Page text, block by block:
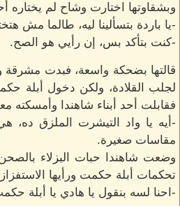
وبشقاوتها اختارت وشاح لم
-يا باردة بتسألينا ليه، طالما مش
-كنت بتأكد بس، إن رأيي هو الصح.
قالتها بضحكة واسعة، فبدت مشرقة
لجلب القلادة، ولكن دخول أبلة
فقابلت أحد أبناء شاهندا وأمسكته
-أيه يا واد التيشرت الملزق
مقاسات صغيرة.
وضعت شاهندا حبات البزلاء
تحكمات أبلة حكمت ورأيها
-احنا لسه بنقول يا هادي يا أبلة